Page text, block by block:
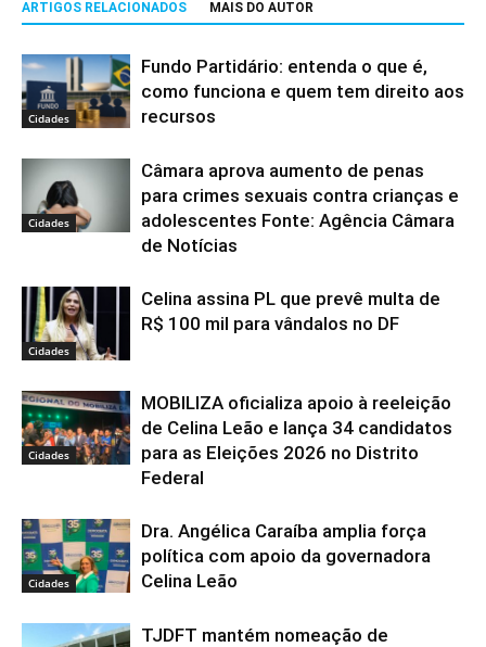
ARTIGOS RELACIONADOS MAIS DO AUTOR
Cidades
Fundo Partidário: entenda o que é,
como funciona e quem tem direito aos
recursos
Cidades
Câmara aprova aumento de penas
para crimes sexuais contra crianças e
adolescentes Fonte: Agência Câmara
de Notícias
Cidades
Celina assina PL que prevê multa de
R$ 100 mil para vândalos no DF
Cidades
MOBILIZA oficializa apoio à reeleição
de Celina Leão e lança 34 candidatos
para as Eleições 2026 no Distrito
Federal
Cidades
Dra. Angélica Caraíba amplia força
política com apoio da governadora
Celina Leão
TJDFT mantém nomeação de